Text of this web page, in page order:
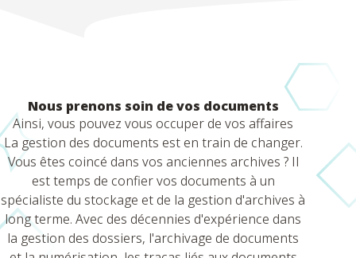
Nous prenons soin de vos documents
Ainsi, vous pouvez vous occuper de vos affaires
La gestion des documents est en train de changer.
Vous êtes coincé dans vos anciennes archives ? Il
est temps de confier vos documents à un
spécialiste du stockage et de la gestion d'archives à
long terme. Avec des décennies d'expérience dans
la gestion des dossiers, l'archivage de documents